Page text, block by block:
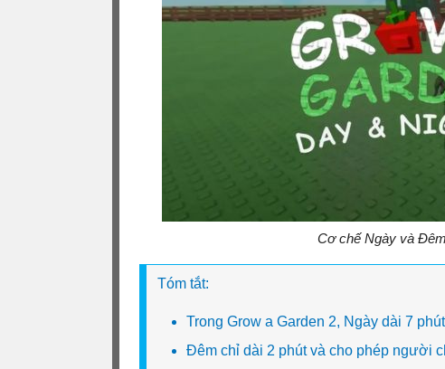
Cơ chế Ngày và
Tóm tắt:
Trong Grow a Garden 2, Ngày dài 7
Đêm chỉ dài 2 phút và cho phép người